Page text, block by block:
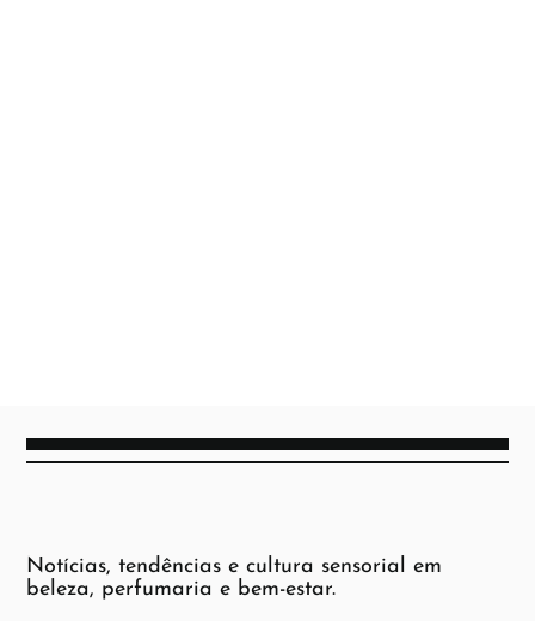
Notícias, tendências e cultura sensorial em
beleza, perfumaria e bem-estar.